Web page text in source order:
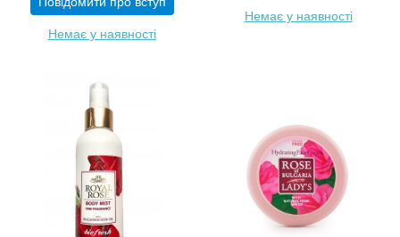
Немає у наявності
Немає у наявності